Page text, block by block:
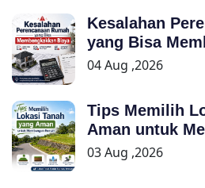
Kesalahan
yang Bisa
04 Aug ,2026
Tips Memilih
Aman untuk
03 Aug ,2026